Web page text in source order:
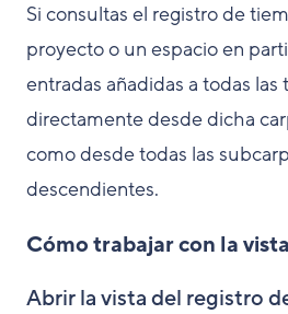
Si consultas el registro de
proyecto o un espacio en
entradas añadidas a todas las
directamente desde dicha
como desde todas las
descendientes.
Cómo trabajar con la
Abrir la vista del registro